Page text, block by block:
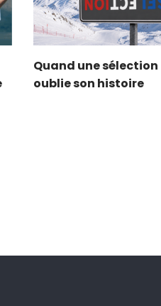
Quand une sélection
oublie son histoire